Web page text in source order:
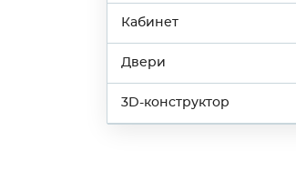
Кабинет
Двери
3D-конструктор